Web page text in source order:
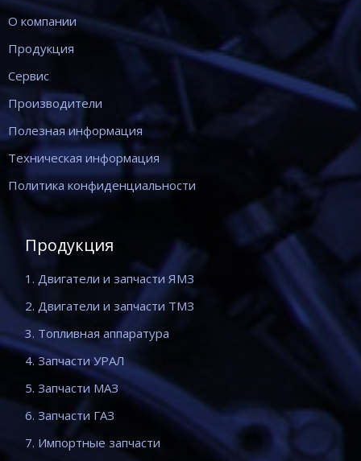
О компании
Продукция
Сервис
Производители
Полезная информация
Техническая информация
Политика конфиденциальности
Продукция
1. Двигатели и запчасти ЯМЗ
2. Двигатели и запчасти ТМЗ
3. Топливная аппаратура
4. Запчасти УРАЛ
5. Запчасти МАЗ
6. Запчасти ГАЗ
7. Импортные запчасти